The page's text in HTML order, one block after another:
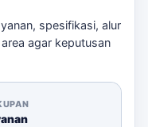
yang ingin
waktu
konfirmasi
spesifikasi, alur
agar keputusan